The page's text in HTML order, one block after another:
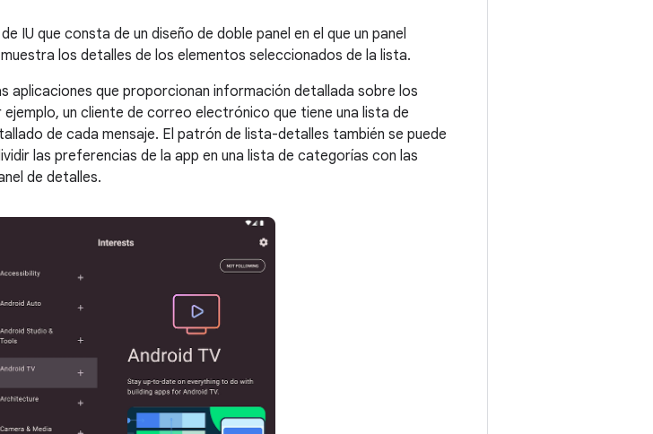
IU que consta de un diseño de doble panel en el que un panel
los detalles de los elementos seleccionados de la lista.
aplicaciones que proporcionan información detallada sobre los
un cliente de correo electrónico que tiene una lista de
de cada mensaje. El patrón de lista-detalles también se puede
las preferencias de la app en una lista de categorías con las
de detalles.